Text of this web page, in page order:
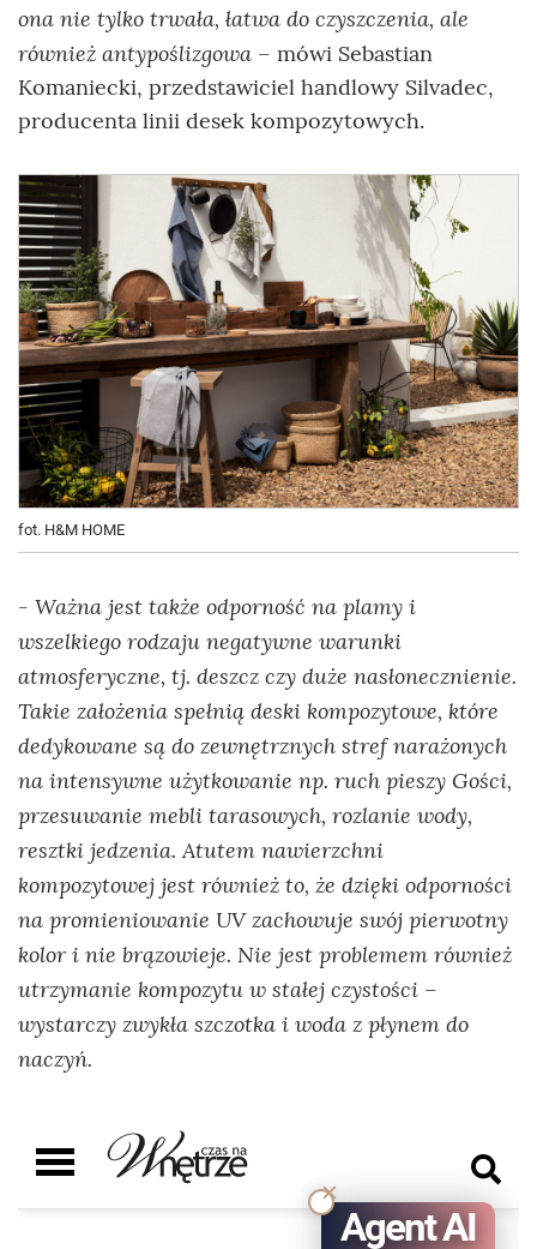
ona nie tylko trwała, łatwa do czyszczenia, ale
również antypoślizgowa – mówi Sebastian
Komaniecki, przedstawiciel handlowy Silvadec,
producenta linii desek kompozytowych.
fot. H&M HOME
- Ważna jest także odporność na plamy i
wszelkiego rodzaju negatywne warunki
atmosferyczne, tj. deszcz czy duże nasłonecznienie.
Takie założenia spełnią deski kompozytowe, które
dedykowane są do zewnętrznych stref narażonych
na intensywne użytkowanie np. ruch pieszy Gości,
przesuwanie mebli tarasowych, rozlanie wody,
resztki jedzenia. Atutem nawierzchni
kompozytowej jest również to, że dzięki odporności
na promieniowanie UV zachowuje swój pierwotny
kolor i nie brązowieje. Nie jest problemem również
utrzymanie kompozytu w stałej czystości –
wystarczy zwykła szczotka i woda z płynem do
naczyń.